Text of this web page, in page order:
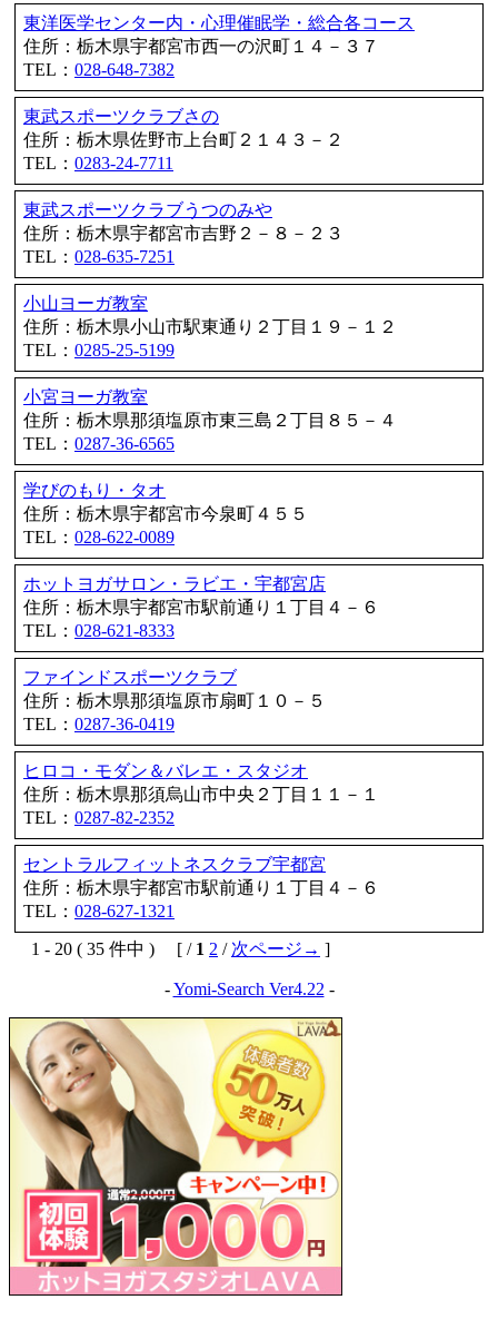
東洋医学センター内・心理催眠学・総合各コース
住所：栃木県宇都宮市西一の沢町１４－３７
TEL： 028-648-7382
東武スポーツクラブさの
住所：栃木県佐野市上台町２１４３－２
TEL： 0283-24-7711
東武スポーツクラブうつのみや
住所：栃木県宇都宮市吉野２－８－２３
TEL： 028-635-7251
小山ヨーガ教室
住所：栃木県小山市駅東通り２丁目１９－１２
TEL： 0285-25-5199
小宮ヨーガ教室
住所：栃木県那須塩原市東三島２丁目８５－４
TEL： 0287-36-6565
学びのもり・タオ
住所：栃木県宇都宮市今泉町４５５
TEL： 028-622-0089
ホットヨガサロン・ラビエ・宇都宮店
住所：栃木県宇都宮市駅前通り１丁目４－６
TEL： 028-621-8333
ファインドスポーツクラブ
住所：栃木県那須塩原市扇町１０－５
TEL： 0287-36-0419
ヒロコ・モダン＆バレエ・スタジオ
住所：栃木県那須烏山市中央２丁目１１－１
TEL： 0287-82-2352
セントラルフィットネスクラブ宇都宮
住所：栃木県宇都宮市駅前通り１丁目４－６
TEL： 028-627-1321
1 - 20 ( 35 件中 ) [ / 1 2 / 次ページ→ ]
-Yomi-Search Ver4.22 -